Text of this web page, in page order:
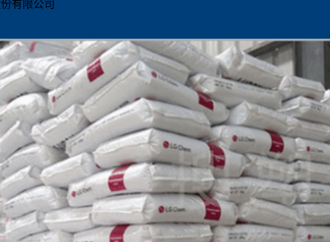
有限公司